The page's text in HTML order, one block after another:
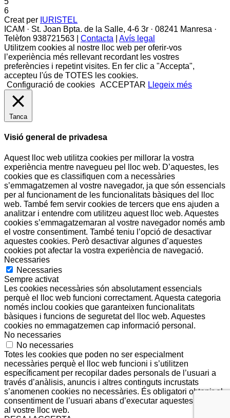
6
Creat per IURISTEL
ICAM · St. Joan Bpta. de la Salle, 4-6 3r · 08241 Manresa ·
Telèfon 938721563 | Contacta
Avís legal
Utilitzem cookies al nostre lloc web per oferir-vos
l’experiència més rellevant recordant les vostres
preferències i repetint visites. En fer clic a "Accepta",
accepteu l'ús de TOTES les cookies.
Configuració de cookies ACCEPTAR Llegeix més
Tanca
Visió general de privadesa
Aquest lloc web utilitza cookies per millorar la vostra
experiència mentre navegueu pel lloc web. D’aquestes, les
cookies que es classifiquen com a necessàries
s’emmagatzemen al vostre navegador, ja que són essencials
per al funcionament de les funcionalitats bàsiques del lloc
web. També fem servir cookies de tercers que ens ajuden a
analitzar i entendre com utilitzeu aquest lloc web. Aquestes
cookies s’emmagatzemaran al vostre navegador només amb
el vostre consentiment. També teniu l’opció de desactivar
aquestes cookies. Però desactivar algunes d’aquestes
cookies pot afectar la vostra experiència de navegació.
Necessaries
Necessaries
Sempre activat
Les cookies necessàries són absolutament essencials
perquè el lloc web funcioni correctament. Aquesta categoria
només inclou cookies que garanteixen funcionalitats
bàsiques i funcions de seguretat del lloc web. Aquestes
cookies no emmagatzemen cap informació personal.
No necessaries
No necessaries
Totes les cookies que poden no ser especialment
necessàries perquè el lloc web funcioni i s’utilitzen
específicament per recopilar dades personals de l’usuari a
través d’anàlisis, anuncis i altres continguts incrustats
s’anomenen cookies no necessàries. És obligatori obtenir el
consentiment de l’usuari abans d’executar aquestes cookies
al vostre lloc web.